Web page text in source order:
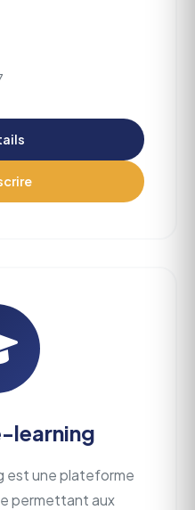
learning
est une plateforme
permettant aux